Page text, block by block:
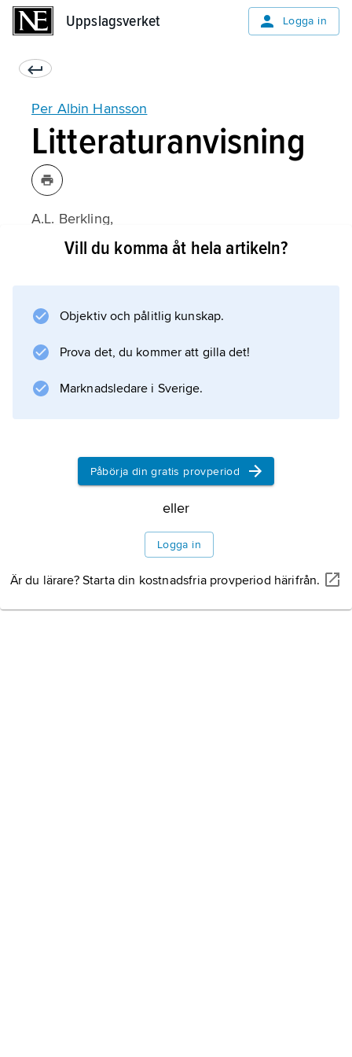
Uppslagsverket Logga in
Per Albin Hansson
Litteraturanvisning
A.L. Berkling,
Per Albin i London
Vill du komma åt hela artikeln?
Objektiv och pålitlig kunskap.
Prova det, du kommer att gilla det!
Marknadsledare i Sverige.
Påbörja din gratis provperiod
eller
Logga in
Är du lärare? Starta din kostnadsfria provperiod härifrån.